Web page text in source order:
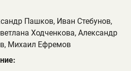
Пашков, Иван Стебунов,
Ходченкова, Александр
Михаил Ефремов